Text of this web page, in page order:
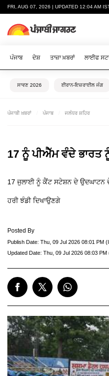
FRI, AUG 07, 2026 | UPDATED 12:04 AM
ਪੰਜਾਬ ਦੇਸ਼ ਤਾਜ਼ਾ ਖ਼ਬਰਾਂ ਲਾਈਫ
ਸਾਵਣ 2026 ਈਰਾਨ-ਇਜ਼ਰਾਈਲ ਜੰਗ
ਪੰਜਾਬੀ ਖ਼ਬਰਾਂ ਪੰਜਾਬ ਜਲੰਧਰ ਸ਼ਹਿਰ
17 ਨੂੰ ਪੀਐੱਮ ਵੰਦੇ ਭਾਰਤ
17 ਜੁਲਾਈ ਨੂੰ ਕੈਂਟ ਸਟੇਸ਼ਨ ਦੇ ਉਦਘਾਟਨ
ਹਰੀ ਝੰਡੀ ਦਿਖਾਉਣਗੇ
Posted By
Publish Date: Thu, 09 Jul 2026 08:01 PM
Updated Date: Thu, 09 Jul 2026 08:03 PM